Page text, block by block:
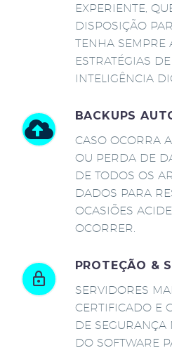
EXPERIENTE,
DISPOSIÇÃO
TENHA SEMPRE
ESTRATÉGIAS
INTELIGÊNCIA
BACKUPS
CASO OCORRA
OU PERDA DE
DE TODOS OS
DADOS PARA
OCASIÕES
OCORRER.
PROTEÇÃO &
SERVIDORES
CERTIFICADO E
DE
DO SOFTWARE